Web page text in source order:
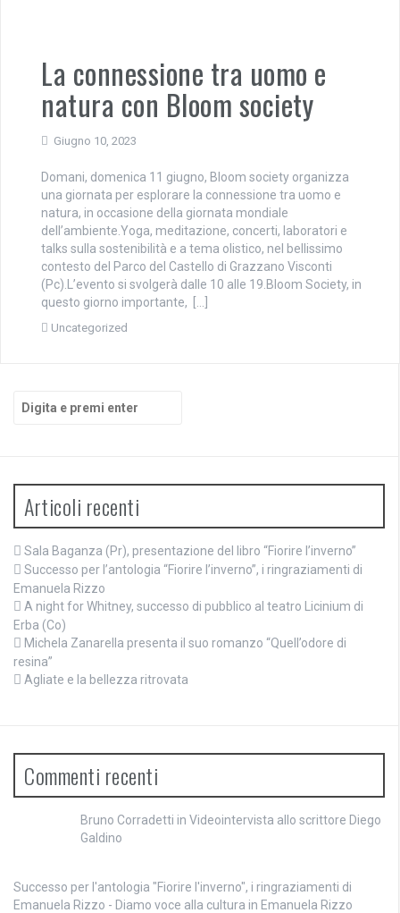
La connessione tra uomo e
natura con Bloom society
Giugno 10, 2023
Domani, domenica 11 giugno, Bloom society organizza
una giornata per esplorare la connessione tra uomo e
natura, in occasione della giornata mondiale
dell’ambiente.Yoga, meditazione, concerti, laboratori e
talks sulla sostenibilità e a tema olistico, nel bellissimo
contesto del Parco del Castello di Grazzano Visconti
(Pc).L’evento si svolgerà dalle 10 alle 19.Bloom Society, in
questo giorno importante, […]
Uncategorized
Articoli recenti
Sala Baganza (Pr), presentazione del libro “Fiorire l’inverno”
Successo per l’antologia “Fiorire l’inverno”, i ringraziamenti di
Emanuela Rizzo
A night for Whitney, successo di pubblico al teatro Licinium di
Erba (Co)
Michela Zanarella presenta il suo romanzo “Quell’odore di
resina”
Agliate e la bellezza ritrovata
Commenti recenti
Bruno Corradetti in Videointervista allo scrittore Diego
Galdino
Successo per l'antologia "Fiorire l'inverno", i ringraziamenti di
Emanuela Rizzo - Diamo voce alla cultura in Emanuela Rizzo